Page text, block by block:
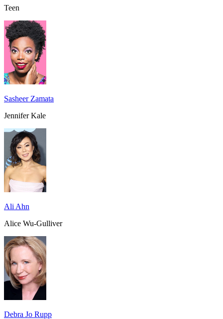
Teen
Sasheer Zamata
Jennifer Kale
Ali Ahn
Alice Wu-Gulliver
Debra Jo Rupp